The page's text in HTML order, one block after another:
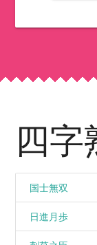
四字
国士無双
日進月歩